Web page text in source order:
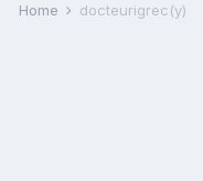
Home docteurigrec(y)